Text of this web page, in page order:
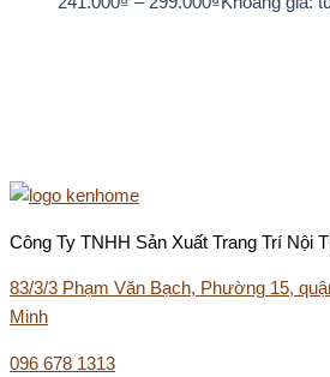
Công Ty TNHH Sản Xuất Trang Trí Nội
83/3/3 Phạm Văn Bạch, Phường 15,
Minh
096 678 1313